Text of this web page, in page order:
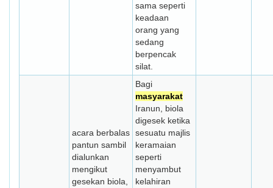
sama seperti
keadaan
orang yang
sedang
berpencak
silat.
acara berbalas
pantun sambil
dialunkan
mengikut
gesekan biola,
Bagi
masyarakat
Iranun, biola
digesek ketika
sesuatu majlis
keramaian
seperti
menyambut
kelahiran